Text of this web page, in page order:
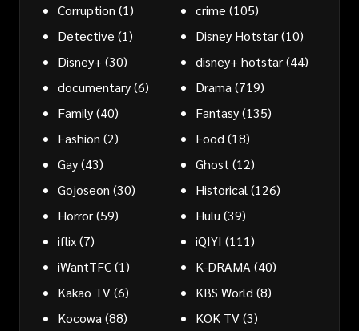
Corruption (1) crime (105)
Detective (1) Disney Hotstar(10)
Disney+ (30) disney+ hotstar(44)
documentary(6) Drama (719)
Family(40) Fantasy(135)
Fashion (2) Food (18)
Gay(43) Ghost (12)
Gojoseon (30) Historical (126)
Horror(59) Hulu (39)
iflix(7) iQIYI (111)
iWantTFC(1) K-DRAMA (40)
Kakao TV(6) KBS World (8)
Kocowa (88) KOK TV(3)